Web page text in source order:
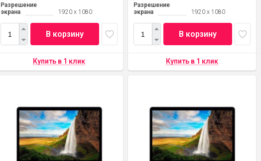
Разрешение
экрана
1920 x 1080
В корзину
Разрешение
экрана
1920 x 1080
В корзину